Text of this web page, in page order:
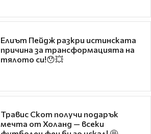
Елиът Пейдж разкри истинската
причина за трансформацията на
тялото си!😯💥
Травис Скот получи подарък
мечта от Холанд — всеки